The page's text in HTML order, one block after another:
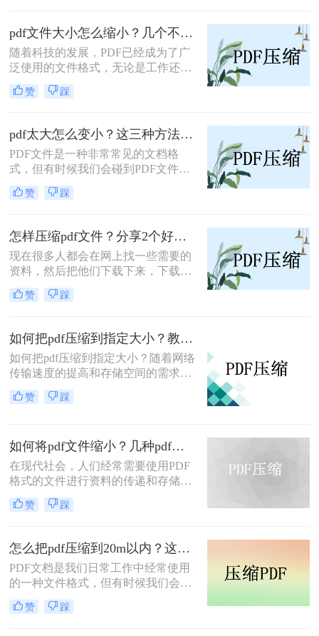
pdf文件大小怎么缩小？几个不错的压缩方法！
随着科技的发展，PDF已经成为了广
泛使用的文件格式，无论是工作还是
学习都离不开它。但是，有时候我们
会发现一些PDF文件太大而导致传输
缩小呢？下面给大家介绍一些有效的
方法，帮助您缩小PDF文件的大小。
赞 踩
pdf太大怎么变小？这三种方法轻松解决！
PDF文件是一种非常常见的文档格
式，但有时候我们会碰到PDF文件过
大的问题，如果需要通过电子邮件发
送或在网上共享，这将是个麻烦。那
供一些简单有效的方法来压缩和优化
PDF文件，让您轻松解决PDF文件过
大的困扰。
赞 踩
怎样压缩pdf文件？分享2个好用的方法，简单又快捷！
现在很多人都会在网上找一些需要的
资料，然后把他们下载下来，下载的
大部分文件都是pdf格式的，pdf文件
可以方便我们阅读文档内容，但是有
们就需要压缩到指定大小，今天小编
就给大家介绍一下怎样压缩pdf文件?
赞 踩
如何把pdf压缩到指定大小？教你2种简单有效的方法，学会很方便！
如何把pdf压缩到指定大小？​随着网络
传输速度的提高和存储空间的需求增
加，PDF文件大小成为了一个重要的
考虑因素。为了能够快速上传、下载
些简单而有效的方法，帮助您将PDF
文件压缩至指定的大小。
赞 踩
如何将pdf文件缩小？几种pdf缩小方法看一看！
在现代社会，人们经常需要使用PDF
格式的文件进行资料的传递和存储。
然而，有时候我们会发现PDF文件的
体积过大，不便于上传和共享。为了
文件缩小的方法，帮助你快速高效地
压缩PDF文件，减小文件大小。
赞 踩
怎么把pdf压缩到20m以内？这四种压缩方法快来学~
PDF文档是我们日常工作中经常使用
的一种文件格式，但有时候我们会遇
到PDF文件太大的问题。这个问题很
常见，尤其是在需要发送PDF文件作
赞 踩